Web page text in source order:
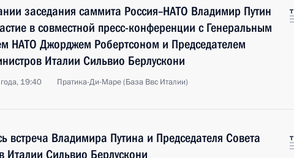
заседания саммита Россия–НАТО Владимир Путин
в совместной пресс-конференции с Генеральным
НАТО Джорджем Робертсоном и Председателем
Италии Сильвио Берлускони
19:40 Пратика-Ди-Маре (База Ввс Италии)
встреча Владимира Путина и Председателя Совета
Италии Сильвио Берлускони